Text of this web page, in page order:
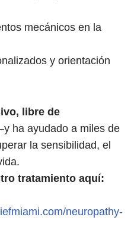
mecánicos en la
y orientación
libre de
ha ayudado a miles de
la sensibilidad, el
tratamiento aquí:
neuropathy-